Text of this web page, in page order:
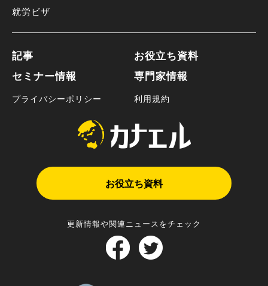
就労ビザ
記事
お役立ち資料
セミナー情報
専門家情報
プライバシーポリシー 利用規約
お役立ち資料
更新情報や関連ニュースをチェック